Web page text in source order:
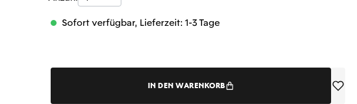
Sofort verfügbar, Lieferzeit: 1-3 Tage
IN DEN WARENKORB